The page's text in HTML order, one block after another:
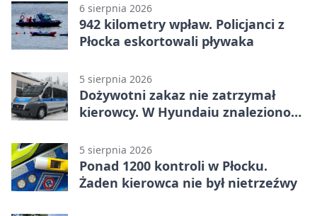
6 sierpnia 2026
942 kilometry wpław. Policjanci z
Płocka eskortowali pływaka
5 sierpnia 2026
Dożywotni zakaz nie zatrzymał
kierowcy. W Hyundaiu znaleziono
5 sierpnia 2026
Ponad 1200 kontroli w Płocku.
Żaden kierowca nie był nietrzeźwy